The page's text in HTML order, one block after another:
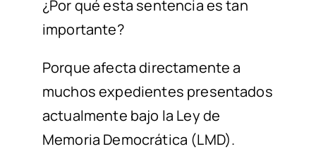
¿Por qué esta sentencia es tan
importante?
Porque afecta directamente a
muchos expedientes presentados
actualmente bajo la Ley de
Memoria Democrática (LMD).